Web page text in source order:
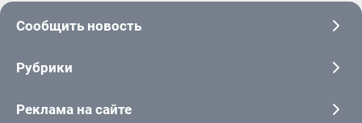
Сообщить новость
Рубрики
Реклама на сайте